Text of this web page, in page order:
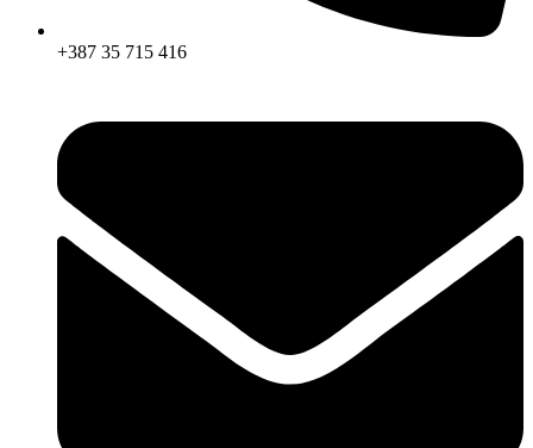
+387 35 715 416